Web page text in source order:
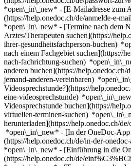
*open\_in\_new* - [E-Mailadresse zum
(https://help.onedoc.ch/de/anmelde-e-
*open\_in\_new* - [Termine nach dem
Arztes/Therapeuten suchen](https://
ihrer-gesundheitsfachperson-buchen)
nach einem Fachgebiet suchen](https://
nach-fachrichtung-suchen)
anderen buchen](https://
jemand-anderen-vereinbaren)
Videosprechstunde?](https://
eine-videosprechstunde)
Videosprechstunde buchen](https://
virtuellen-terminen-suchen)
herunterladen](https://help.onedoc.ch/
*open\_in\_new* - [In der OneDoc-
(https://help.onedoc.ch/de/in-der-
*open\_in\_new* - [Einführung in die
(https://help.onedoc.ch/de/